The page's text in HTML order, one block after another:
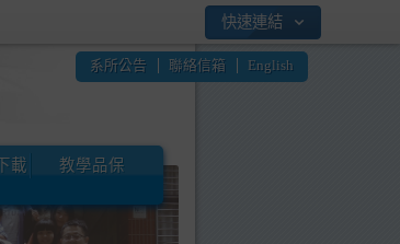
快速連結
系所公告 聯絡信箱 English
載 教學品保